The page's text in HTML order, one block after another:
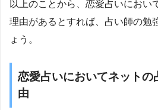
以上のことから、恋愛占いにおい
理由があるとすれば、占い師の勉
ょう。
恋愛占いにおいてネットの
由